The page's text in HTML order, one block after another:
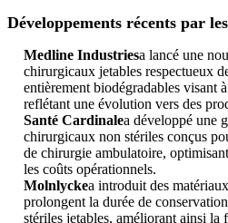
Développements récents par
Medline Industriesa lancé une
chirurgicaux jetables respectueux
entièrement biodégradables visant
reflétant une évolution vers des
Santé Cardinalea développé une
chirurgicaux non stériles conçus
de chirurgie ambulatoire,
les coûts opérationnels.
Molnlyckea introduit des
prolongent la durée de
stériles jetables, améliorant ainsi la